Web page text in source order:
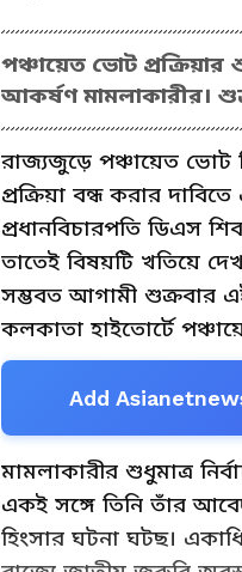
পঞ্চায়েত ভোট
আকর্ষণ মামলাকারীর।
রাজ্যজুড়ে পঞ্চায়েত ভোট
প্রক্রিয়া বন্ধ করার
প্রধানবিচারপতি ডিএস
তাতেই বিষয়টি খতিয়ে
সম্ভবত আগামী শুক্রবার
কলকাতা হাইতোর্টে
Add
মামলাকারীর শুধুমাত্র
একই সঙ্গে তিনি তাঁর
হিংসার ঘটনা ঘটছ।